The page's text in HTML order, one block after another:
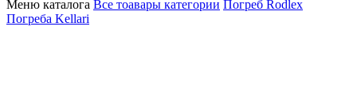
Меню каталога Все тоавары категории Погреб Rodlex
Погреба Kellari